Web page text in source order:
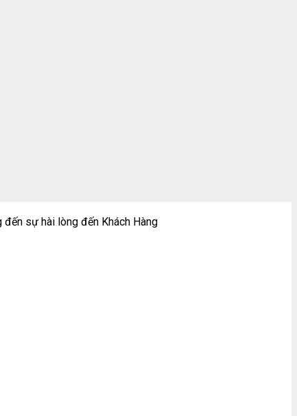
sự hài lòng đến Khách Hàng